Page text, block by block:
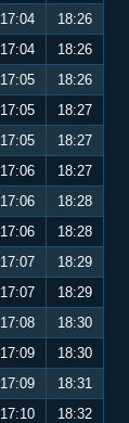
17:04
18:26
17:04
18:26
17:05
18:26
17:05
18:27
17:05
18:27
17:06
18:27
17:06
18:28
17:06
18:28
17:07
18:29
17:07
18:29
17:08
18:30
17:09
18:30
17:09
18:31
17:10
18:32